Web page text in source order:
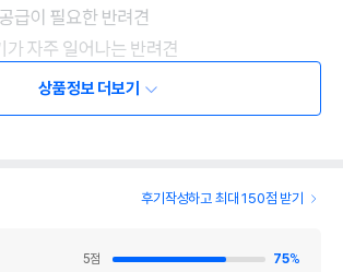
상품정보 더보기
후기작성하고 최대 150점 받기
5점 75%